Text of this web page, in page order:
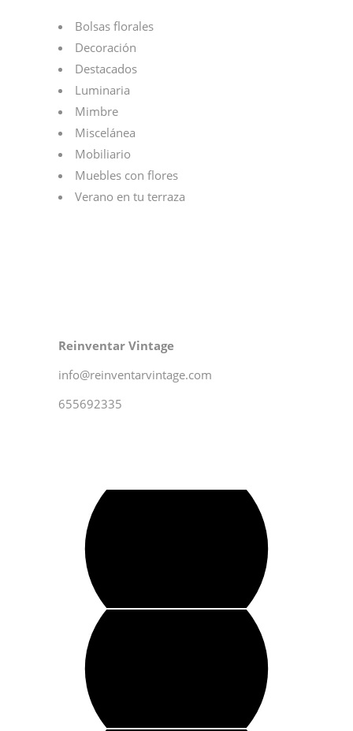
Bolsas florales
Decoración
Destacados
Luminaria
Mimbre
Miscelánea
Mobiliario
Muebles con flores
Verano en tu terraza
Reinventar Vintage
info@reinventarvintage.com
655692335